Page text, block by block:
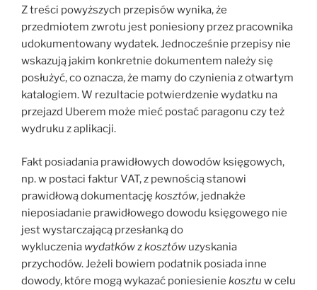
Z treści powyższych przepisów wynika, że
przedmiotem zwrotu jest poniesiony przez pracownika
udokumentowany wydatek. Jednocześnie przepisy nie
wskazują jakim konkretnie dokumentem należy się
posłużyć, co oznacza, że mamy do czynienia z otwartym
katalogiem. W rezultacie potwierdzenie wydatku na
przejazd Uberem może mieć postać paragonu czy też
wydruku z aplikacji.
Fakt posiadania prawidłowych dowodów księgowych,
np. w postaci faktur VAT, z pewnością stanowi
prawidłową dokumentację kosztów, jednakże
nieposiadanie prawidłowego dowodu księgowego nie
jest wystarczającą przesłanką do
wykluczenia wydatkówzkosztów uzyskania
przychodów. Jeżeli bowiem podatnik posiada inne
dowody, które mogą wykazać poniesienie kosztu w celu